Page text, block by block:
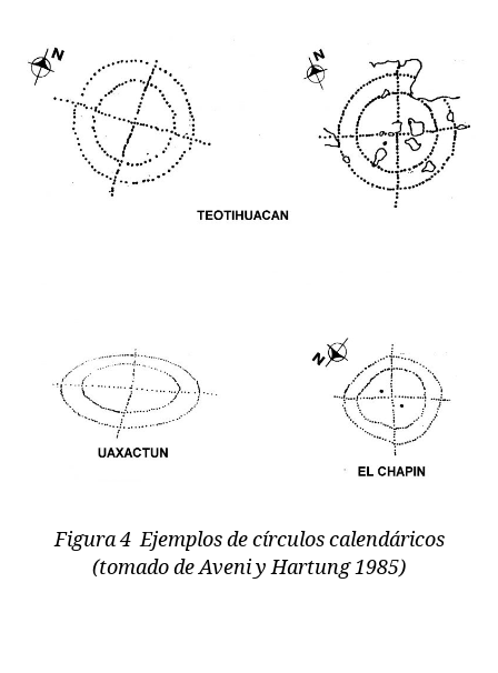
Figura 4 Ejemplos de círculos calendáricos
(tomado de Aveni y Hartung 1985)